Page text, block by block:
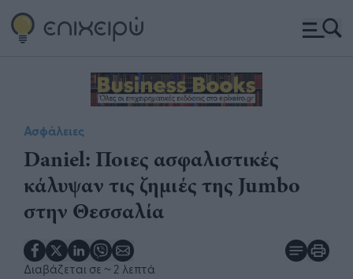
Ασφάλειες
Daniel: Ποιες ασφαλιστικές
κάλυψαν τις ζημιές της Jumbo
στην Θεσσαλία
Διαβάζεται σε ~ 2 λεπτά